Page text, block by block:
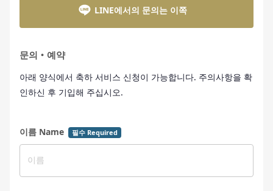
LINE에서의 문의는 이쪽
문의・예약
아래 양식에서 축하 서비스 신청이 가능합니다. 주의사항을 확
인하신 후 기입해 주십시오.
이름 Name 필수 Required